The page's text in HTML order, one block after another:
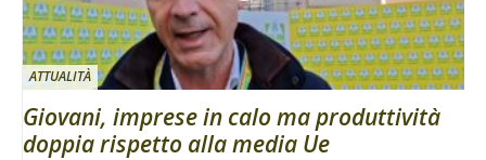
ATTUALITÀ
Giovani, imprese in calo ma produttività
doppia rispetto alla media Ue